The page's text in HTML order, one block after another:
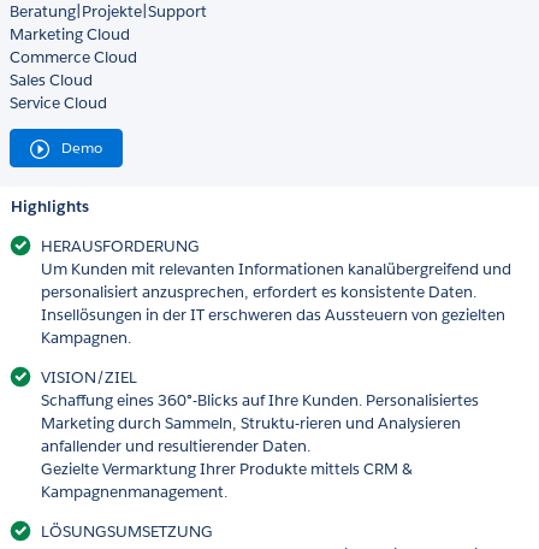
Beratung|Projekte|Support
Marketing Cloud
Commerce Cloud
Sales Cloud
Service Cloud
Demo
Highlights
HERAUSFORDERUNG
Um Kunden mit relevanten Informationen kanalübergreifend und
personalisiert anzusprechen, erfordert es konsistente Daten.
Insellösungen in der IT erschweren das Aussteuern von gezielten
Kampagnen.
VISION/ZIEL
Schaffung eines 360°-Blicks auf Ihre Kunden. Personalisiertes
Marketing durch Sammeln, Struktu-rieren und Analysieren
anfallender und resultierender Daten.
Gezielte Vermarktung Ihrer Produkte mittels CRM &
Kampagnenmanagement.
LÖSUNGSUMSETZUNG